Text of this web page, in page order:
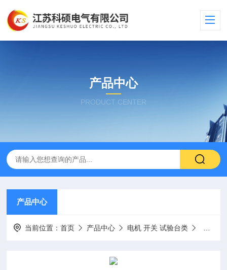
产品中心
PRODUCT CENTER
产品中心
当前位置：首页 产品中心 电机 开关 试验台类